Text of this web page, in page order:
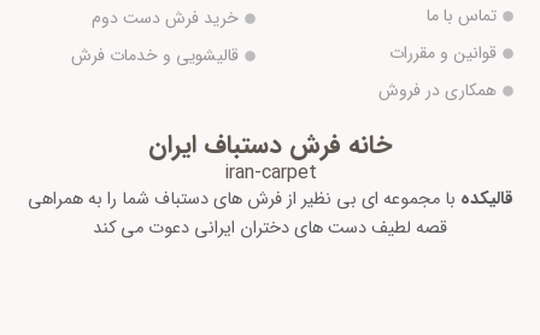
تماس با ما
قوانین و مقررات
همکاری در فروش
خرید فرش دست دوم
قالیشویی و خدمات فرش
خانه فرش دستباف ایران
iran-carpet
قالیکده با مجموعه ای بی نظیر از فرش های دستباف شما را به همراهی
قصه لطیف دست های دختران ایرانی دعوت می کند